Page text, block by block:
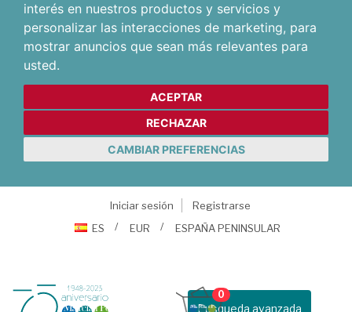
interés en nuestros productos y servicios y
personalizar las interacciones de marketing, para
mostrar anuncios que sean más relevantes para
usted.
ACEPTAR
RECHAZAR
CAMBIAR PREFERENCIAS
Iniciar sesión
Registrarse
ES
EUR ESPAÑA PENINSULAR
Busqueda avanzada
0